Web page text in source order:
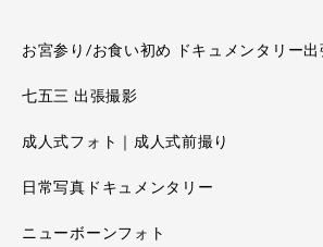
お宮参り/お食い初め ドキュメンタリー
七五三 出張撮影
成人式フォト｜成人式前撮り
日常写真ドキュメンタリー
ニューボーンフォト